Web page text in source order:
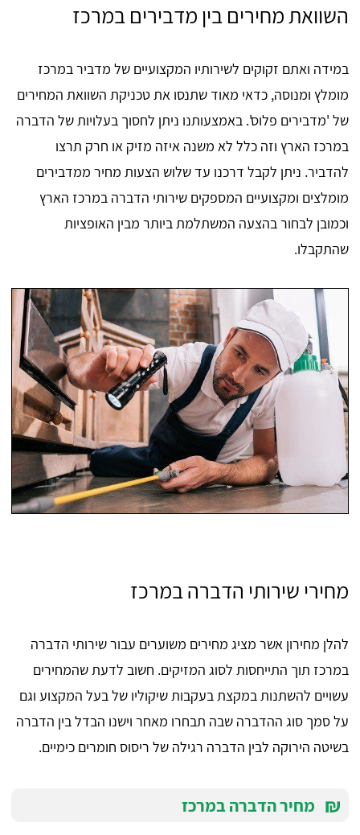
השוואת מחירים בין מדבירים במרכז
במידה ואתם זקוקים לשירותיו המקצועיים של מדביר במרכז
מומלץ ומנוסה, כדאי מאוד שתנסו את טכניקת השוואת המחירים
של 'מדבירים פלוס'. באמצעותנו ניתן לחסוך בעלויות של הדברה
במרכז הארץ וזה כלל לא משנה איזה מזיק או חרק תרצו
להדביר. ניתן לקבל דרכנו עד שלוש הצעות מחיר ממדבירים
מומלצים ומקצועיים המספקים שירותי הדברה במרכז הארץ
וכמובן לבחור בהצעה המשתלמת ביותר מבין האופציות
שהתקבלו.
מחירי שירותי הדברה במרכז
להלן מחירון אשר מציג מחירים משוערים עבור שירותי הדברה
במרכז תוך התייחסות לסוג המזיקים. חשוב לדעת שהמחירים
עשויים להשתנות במקצת בעקבות שיקוליו של בעל המקצוע וגם
על סמך סוג ההדברה שבה תבחרו מאחר וישנו הבדל בין הדברה
בשיטה הירוקה לבין הדברה רגילה של ריסוס חומרים כימיים.
₪ מחיר הדברה במרכז